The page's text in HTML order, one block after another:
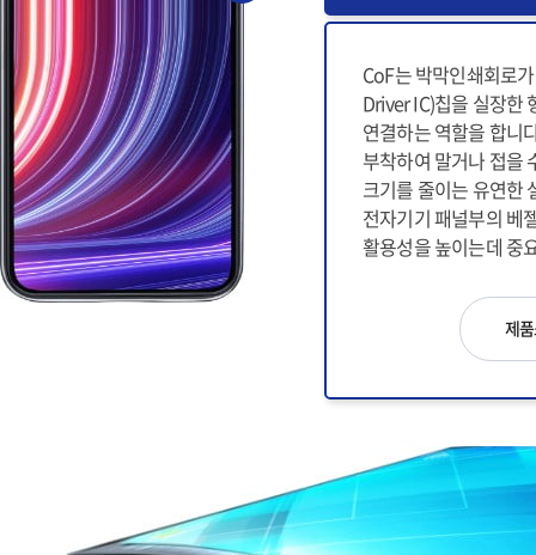
CoF는 박막인쇄회로
Driver IC)칩을 실장한
연결하는 역할을 합니
부착하여 말거나 접을
크기를 줄이는 유연한
전자기기 패널부의 베
활용성을 높이는데 중
제